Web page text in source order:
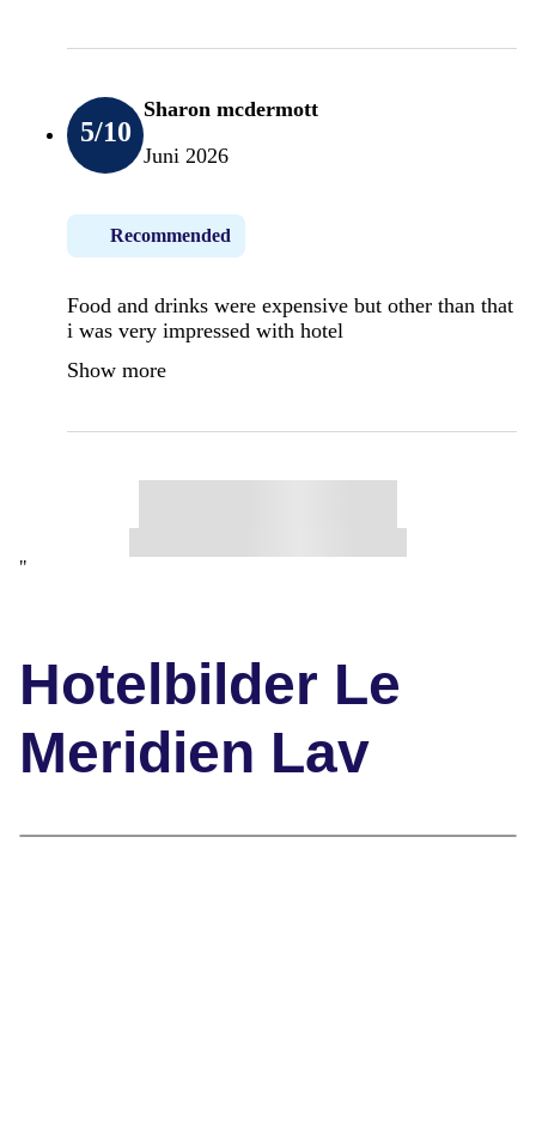
5/10
Sharon mcdermott
Juni 2026
Recommended
Food and drinks were expensive but other than that
i was very impressed with hotel
Show more
"
Hotelbilder Le
Meridien Lav